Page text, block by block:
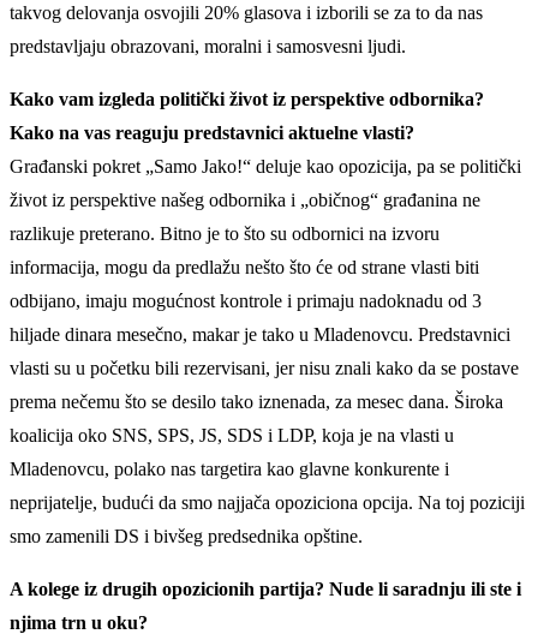
takvog delovanja osvojili 20% glasova i izborili se za to da nas
predstavljaju obrazovani, moralni i samosvesni ljudi.
Kako vam izgleda politički život iz perspektive odbornika?
Kako na vas reaguju predstavnici aktuelne vlasti?
Građanski pokret „Samo Jako!“ deluje kao opozicija, pa se politički
život iz perspektive našeg odbornika i „običnog“ građanina ne
razlikuje preterano. Bitno je to što su odbornici na izvoru
informacija, mogu da predlažu nešto što će od strane vlasti biti
odbijano, imaju mogućnost kontrole i primaju nadoknadu od 3
hiljade dinara mesečno, makar je tako u Mladenovcu. Predstavnici
vlasti su u početku bili rezervisani, jer nisu znali kako da se postave
prema nečemu što se desilo tako iznenada, za mesec dana. Široka
koalicija oko SNS, SPS, JS, SDS i LDP, koja je na vlasti u
Mladenovcu, polako nas targetira kao glavne konkurente i
neprijatelje, budući da smo najjača opoziciona opcija. Na toj poziciji
smo zamenili DS i bivšeg predsednika opštine.
A kolege iz drugih opozicionih partija? Nude li saradnju ili ste i
njima trn u oku?